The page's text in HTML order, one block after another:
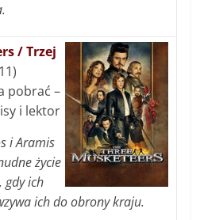
/ Trzej
pobrać –
i lektor
i Aramis
życie
gdy ich
ich do obrony kraju.